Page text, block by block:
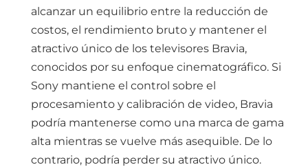
alcanzar un equilibrio entre la reducción de
costos, el rendimiento bruto y mantener el
atractivo único de los televisores Bravia,
conocidos por su enfoque cinematográfico. Si
Sony mantiene el control sobre el
procesamiento y calibración de video, Bravia
podría mantenerse como una marca de gama
alta mientras se vuelve más asequible. De lo
contrario, podría perder su atractivo único.